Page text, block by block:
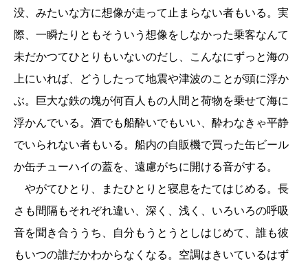
没、みたいな方に想像が走って止まらない者もいる。実
際、一瞬たりともそういう想像をしなかった乗客なんて
未だかつてひとりもいないのだし、こんなにずっと海の
上にいれば、どうしたって地震や津波のことが頭に浮か
ぶ。巨大な鉄の塊が何百人もの人間と荷物を乗せて海に
浮かんでいる。酒でも船酔いでもいい、酔わなきゃ平静
でいられない者もいる。船内の自販機で買った缶ビール
か缶チューハイの蓋を、遠慮がちに開ける音がする。
やがてひとり、またひとりと寝息をたてはじめる。長
さも間隔もそれぞれ違い、深く、浅く、いろいろの呼吸
音を聞き合ううち、自分もうとうとしはじめて、誰も彼
もいつの誰だかわからなくなる。空調はきいているはず